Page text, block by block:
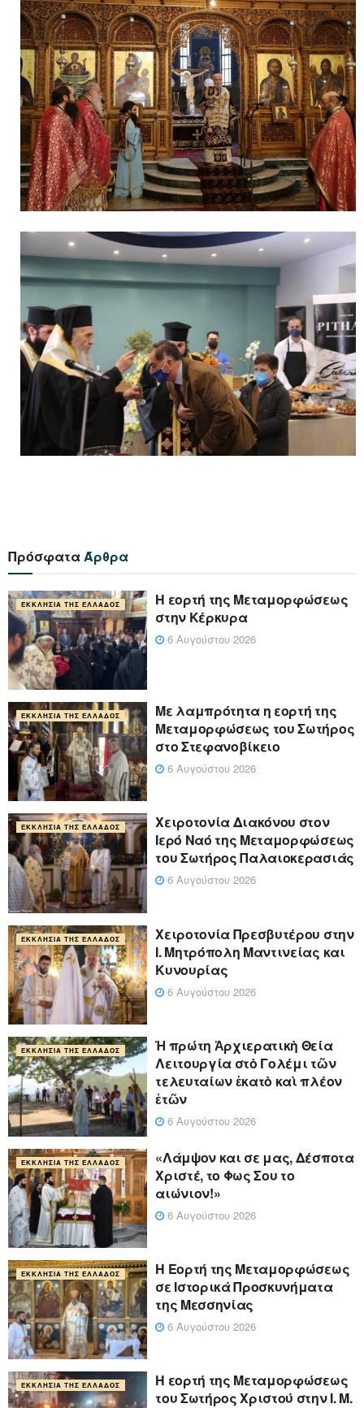
ΠρόσφαταΆρθρα
ΕΚΚΛΗΣΊΑ ΤΗΣ ΕΛΛΆΔΟΣ
Η εορτή της Μεταμορφώσεως
στην Κέρκυρα
6 Αυγούστου 2026
ΕΚΚΛΗΣΊΑ ΤΗΣ ΕΛΛΆΔΟΣ
Με λαμπρότητα η εορτή της
Μεταμορφώσεως του Σωτήρος
στο Στεφανοβίκειο
6 Αυγούστου 2026
ΕΚΚΛΗΣΊΑ ΤΗΣ ΕΛΛΆΔΟΣ
Χειροτονία Διακόνου στον
Ιερό Ναό της Μεταμορφώσεως
του Σωτήρος Παλαιοκερασιάς
6 Αυγούστου 2026
ΕΚΚΛΗΣΊΑ ΤΗΣ ΕΛΛΆΔΟΣ
Xειροτονία Πρεσβυτέρου στην
Ι. Μητρόπολη Μαντινείας και
Κυνουρίας
6 Αυγούστου 2026
ΕΚΚΛΗΣΊΑ ΤΗΣ ΕΛΛΆΔΟΣ
Ἡ πρώτη Ἀρχιερατικὴ Θεία
Λειτουργία στὸ Γολέμι τῶν
τελευταίων ἑκατὸ καὶ πλέον
ἐτῶν
6 Αυγούστου 2026
ΕΚΚΛΗΣΊΑ ΤΗΣ ΕΛΛΆΔΟΣ
«Λάμψον και σε μας, Δέσποτα
Χριστέ, το Φως Σου το
αιώνιον!»
6 Αυγούστου 2026
ΕΚΚΛΗΣΊΑ ΤΗΣ ΕΛΛΆΔΟΣ
Η Εορτή της Μεταμορφώσεως
σε Ιστορικά Προσκυνήματα
της Μεσσηνίας
6 Αυγούστου 2026
ΕΚΚΛΗΣΊΑ ΤΗΣ ΕΛΛΆΔΟΣ
Η εορτή της Μεταμορφώσεως
του Σωτήρος Χριστού στην Ι. Μ.